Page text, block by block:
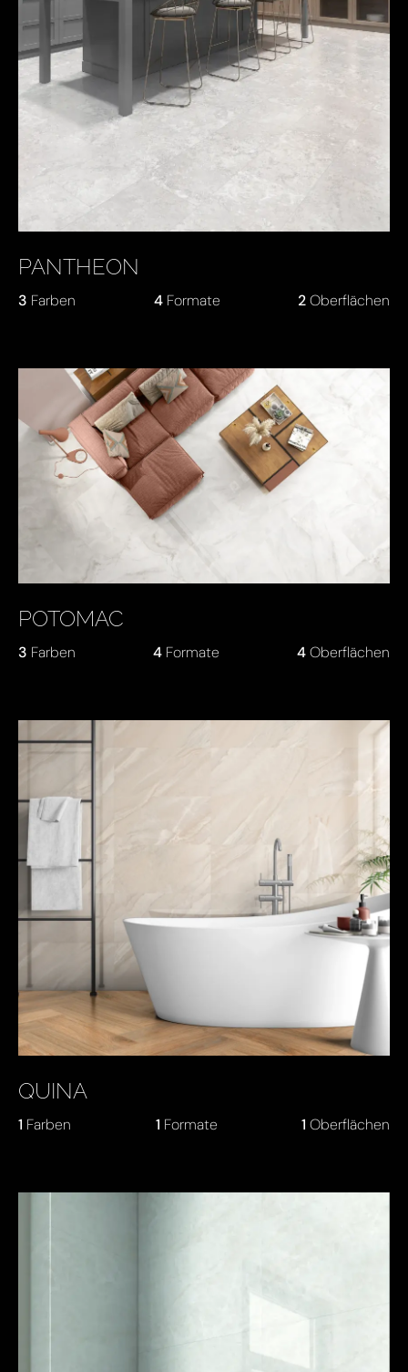
PANTHEON
3 Farben 4 Formate 2Oberflächen
POTOMAC
3 Farben 4 Formate 4Oberflächen
QUINA
1 Farben 1 Formate 1 Oberflächen